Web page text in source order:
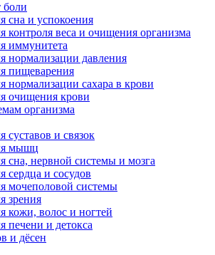
боли
сна и успокоения
контроля веса и очищения организма
иммунитета
нормализации давления
пищеварения
нормализации сахара в крови
очищения крови
организма
суставов и связок
мышц
сна, нервной системы и мозга
сердца и сосудов
мочеполовой системы
зрения
кожи, волос и ногтей
печени и детокса
и дёсен